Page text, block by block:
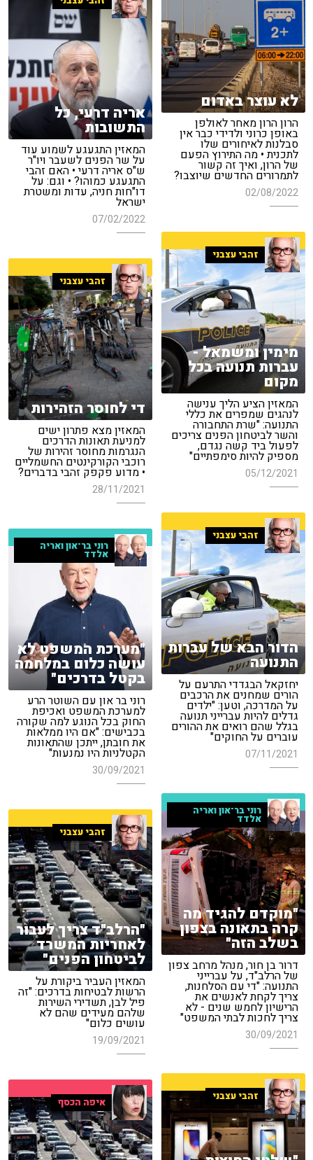
לא עוצר באדום
הרון הרון מאחר לאולפן
באופן כרוני ולדידי כבר אין
סבלנות לאיחורים שלו
לתכנית • מה התירוץ הפעם
של הרון, ואיך זה קשור
לתמרורים החדשים שיוצבו?
02/08/2022
אריה דרעי, כל
התשובות
המאזין התגעגע לשמוע עוד
על שר הפנים לשעבר ויו"ר
ש"ס אריה דרעי • האם זהבי
התגעגע כמוהו? • וגם: על
דו"חות חניה, עדות ומשטרת
ישראל
07/02/2022
זהבי עצבני
מימין ומשמאל -
עברות תנועה בכל
מקום
המאזין הציע הליך ענישה
לנהגים שמפרים את כללי
התנועה: "שרת התחבורה
והשר לביטחון הפנים צריכים
לפעול ביד קשה נגדם,
מספיק להיות סימפתיים"
05/12/2021
זהבי עצבני
די לחוסר הזהירות
המאזין מצא פתרון ישים
למניעת תאונות הדרכים
הנגרמות מחוסר זהירות של
רוכבי הקורקינטים החשמליים
• מדוע פקפק זהבי בדברים?
28/11/2021
זהבי עצבני
הדור הבא של עברות
התנועה
יחזקאל הבגדדי התרעם על
הורים שמחנים את הרכבים
על המדרכה, וטען: "ילדים
גדלים להיות עברייני תנועה
בגלל שהם רואים את ההורים
עוברים על החוקים"
07/11/2021
רוני בר־און ואריה
אלדד
"מערכת המשפט לא
עושה כלום במלחמה
בקטל בדרכים"
רוני בר און עם השוטר הרע
למערכת המשפט ואכיפת
החוק בכל הנוגע למה שקורה
בכבישים: "אם היו ממלאות
את חובתן, ייתכן שהתאונות
הקטלניות היו נמנעות"
30/09/2021
רוני בר־און ואריה
אלדד
"מוקדם להגיד מה
קרה בתאונה בצפון
בשלב הזה"
דרור בן חור, מנהל מרחב צפון
של הרלב"ד, על עברייני
התנועה: "די עם הסלחנות,
צריך לקחת לאנשים את
הרישיון לחמש שנים - לא
צריך לחכות לבתי המשפט"
30/09/2021
זהבי עצבני
"הרלב"ד צריך לעבור
לאחריות המשרד
לביטחון הפנים"
המאזין העביר ביקורת על
הרשות לבטיחות בדרכים: "זה
פיל לבן, תשדירי השירות
שלהם מעידים שהם לא
עושים כלום"
19/09/2021
זהבי עצבני איפה הכסף